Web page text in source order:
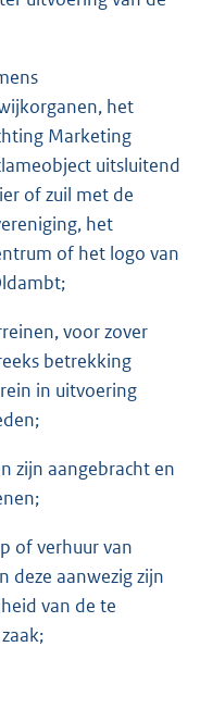
het
Marketing
uitsluitend
of zuil met de
het
of het logo van
voor zover
betrekking
in uitvoering
zijn aangebracht en
of verhuur van
deze aanwezig zijn
van de te